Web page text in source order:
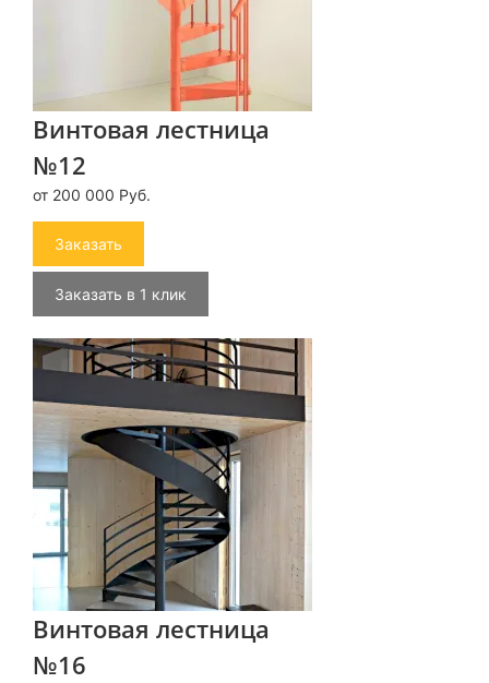
Винтовая лестница
№12
от 200 000 Руб.
Заказать
Заказать в 1 клик
Винтовая лестница
№16